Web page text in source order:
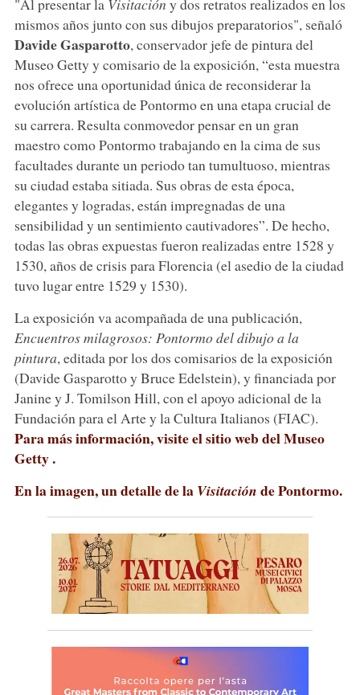
mismos años junto con sus dibujos preparatorios", señaló
Davide Gasparotto, conservador jefe de pintura del
Museo Getty y comisario de la exposición, “esta muestra
nos ofrece una oportunidad única de reconsiderar la
evolución artística de Pontormo en una etapa crucial de
su carrera. Resulta conmovedor pensar en un gran
maestro como Pontormo trabajando en la cima de sus
facultades durante un periodo tan tumultuoso, mientras
su ciudad estaba sitiada. Sus obras de esta época,
elegantes y logradas, están impregnadas de una
sensibilidad y un sentimiento cautivadores”. De hecho,
todas las obras expuestas fueron realizadas entre 1528 y
1530, años de crisis para Florencia (el asedio de la ciudad
tuvo lugar entre 1529 y 1530).
La exposición va acompañada de una publicación,
Encuentros milagrosos: Pontormo del dibujo a la
pintura, editada por los dos comisarios de la exposición
(Davide Gasparotto y Bruce Edelstein), y financiada por
Janine y J. Tomilson Hill, con el apoyo adicional de la
Fundación para el Arte y la Cultura Italianos (FIAC).
Para más información, visite el sitio web del Museo
Getty .
En la imagen, un detalle de la Visitación de Pontormo.